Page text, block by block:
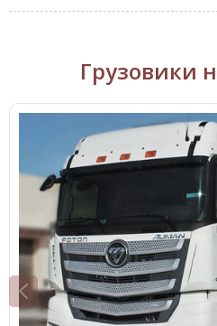
Грузовики